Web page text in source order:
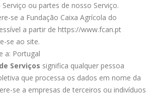
ou partes de nosso Serviço.
se a Fundação Caixa Agrícola do
a partir de https://www.fcan.pt
se ao site.
a: Portugal
Serviços significa qualquer pessoa
que processa os dados em nome da
se a empresas de terceiros ou indivíduos